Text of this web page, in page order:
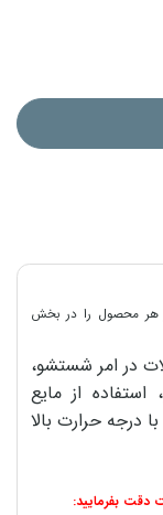
هر محصول را در بخش
در امر شستشو،
از مایع
و عدم اتو با درجه حرارت بالا
دقت بفرمایید: